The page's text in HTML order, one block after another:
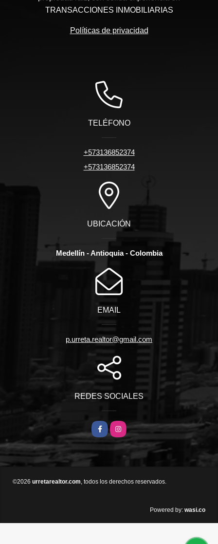
TRANSACCIONES INMOBILIARIAS
Políticas de privacidad
TELÉFONO
+573136852374
+573136852374
UBICACIÓN
Medellín - Antioquia - Colombia
EMAIL
p.urreta.realtor@gmail.com
REDES SOCIALES
FacebookInstagram
©2026 urretarealtor.com, todos los derechos reservados.
Powered by: wasi.co